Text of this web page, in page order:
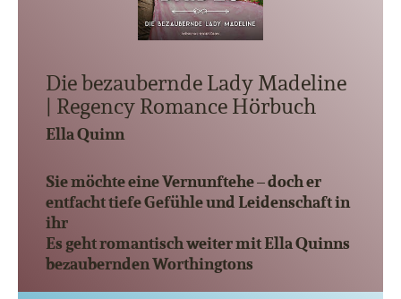
Die bezaubernde Lady Madeline
| Regency Romance Hörbuch
Ella Quinn
Sie möchte eine Vernunftehe – doch er
entfacht tiefe Gefühle und Leidenschaft in
ihr
Es geht romantisch weiter mit Ella Quinns
bezaubernden Worthingtons